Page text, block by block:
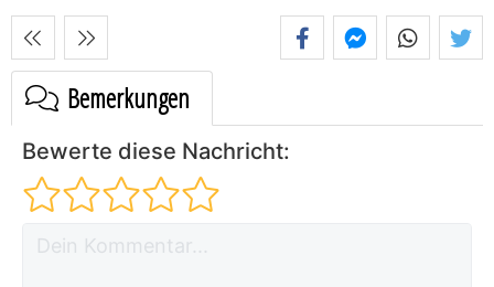
Bemerkungen
Bewerte diese Nachricht: